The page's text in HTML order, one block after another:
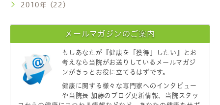
2010年 (22)
メールマガジンのご案内
もしあなたが 『健康を「獲得」したい』
とお
考えなら当院がお送りしているメールマガジ
ンがきっとお役に立てるはずです。
健康に関する様々な専門家へのインタビュー
や当院長 加藤のブログ更新情報、当院スタッ